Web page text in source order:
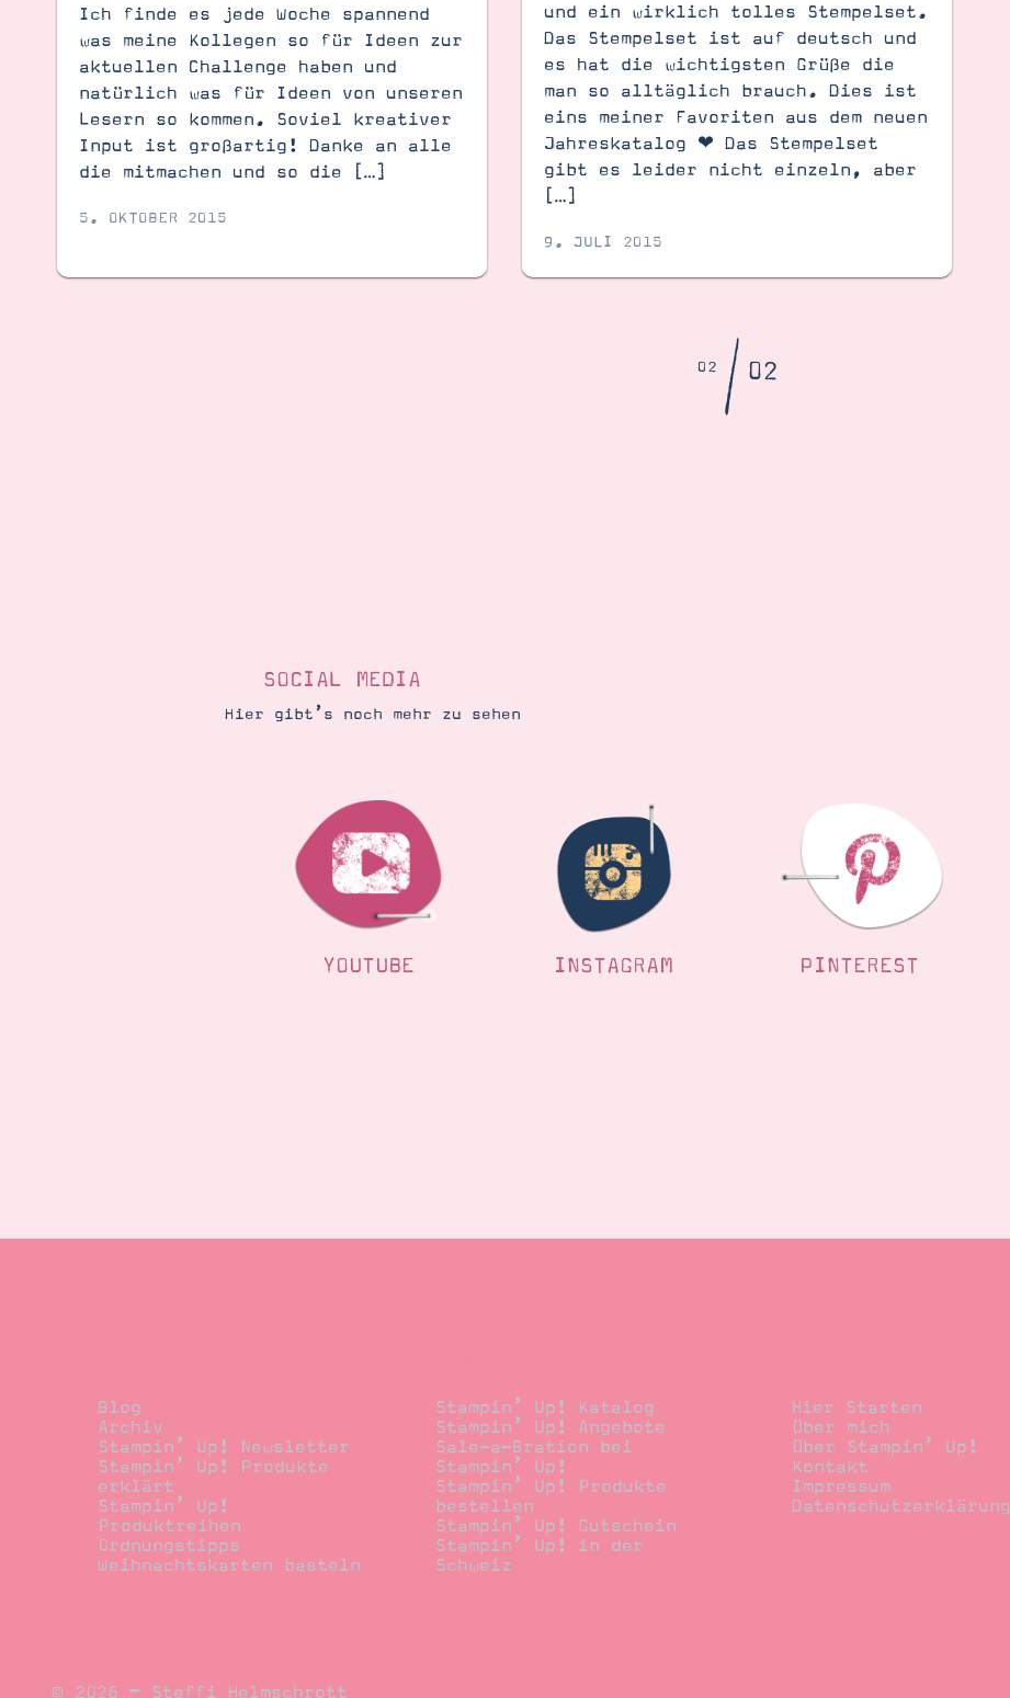
Suche Impressum Datenschutz
SUCHE
Ich finde es jede Woche spannend
was meine Kollegen so für Ideen zur
aktuellen Challenge haben und
natürlich was für Ideen von unseren
Lesern so kommen. Soviel kreativer
Input ist großartig! Danke an alle
die mitmachen und so die […]
5. OKTOBER 2015
und ein wirklich tolles Stempelset.
Das Stempelset ist auf deutsch und
es hat die wichtigsten Grüße die
man so alltäglich brauch. Dies ist
eins meiner Favoriten aus dem neuen
Jahreskatalog ❤ Das Stempelset
gibt es leider nicht einzeln, aber
[…]
9. JULI 2015
02/02
SOCIAL MEDIA
Hier gibt’s noch mehr zu sehen
YOUTUBE INSTAGRAM PINTEREST
Blog
Archiv
Stampin’ Up! Newsletter
Stampin’ Up! Produkte
erklärt
Stampin’ Up!
Produktreihen
Ordnungstipps
Weihnachtskarten basteln
Stampin’ Up! Katalog
Stampin’ Up! Angebote
Sale-a-Bration bei
Stampin’ Up!
Stampin’ Up! Produkte
bestellen
Stampin’ Up! Gutschein
Stampin’ Up! in der
Schweiz
Hier Starten
Über mich
Über Stampin’ Up!
Kontakt
Impressum
Datenschutzerklärung
© 2026 – Steffi Helmschrott